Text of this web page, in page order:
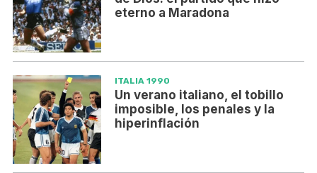
eterno a Maradona
ITALIA 1990
Un verano italiano, el tobillo
imposible, los penales y la
hiperinflación